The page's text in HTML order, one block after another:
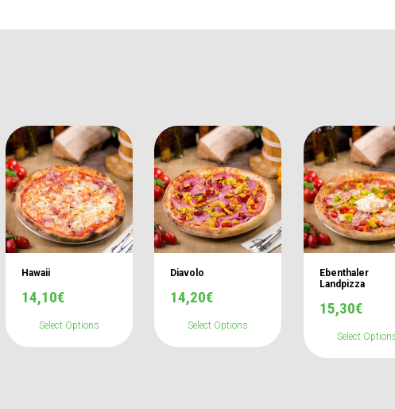
Hawaii
14,10€
Select Options
Diavolo
14,20€
Select Options
Ebenthaler
Landpizza
15,30€
Select